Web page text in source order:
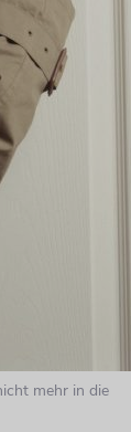
mehr in die